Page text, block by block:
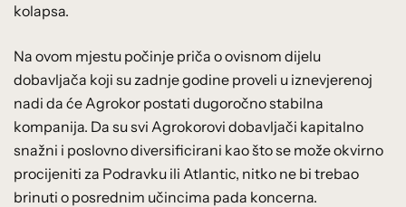
kolapsa.
Na ovom mjestu počinje priča o ovisnom dijelu
dobavljača koji su zadnje godine proveli u iznevjerenoj
nadi da će Agrokor postati dugoročno stabilna
kompanija. Da su svi Agrokorovi dobavljači kapitalno
snažni i poslovno diversificirani kao što se može okvirno
procijeniti za Podravku ili Atlantic, nitko ne bi trebao
brinuti o posrednim učincima pada koncerna.